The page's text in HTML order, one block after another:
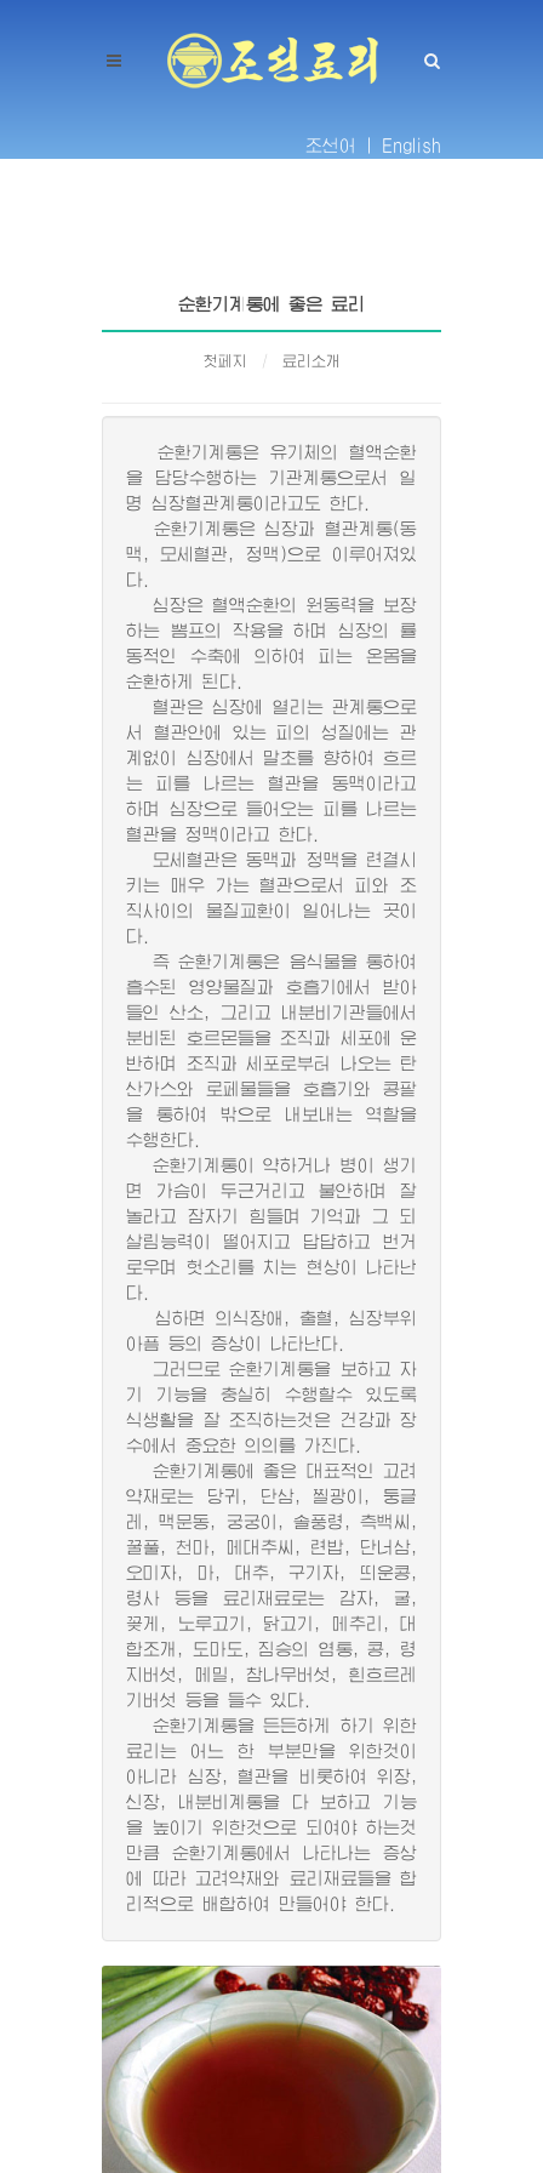
조선어 | English
순환기계통에 좋은 료리
첫페지 료리소개
순환기계통은 유기체의 혈액순환
을 담당수행하는 기관계통으로서 일
명 심장혈관계통이라고도 한다.
순환기계통은 심장과 혈관계통(동
맥, 모세혈관, 정맥)으로 이루어져있
다.
심장은 혈액순환의 원동력을 보장
하는 뽐프의 작용을 하며 심장의 률
동적인 수축에 의하여 피는 온몸을
순환하게 된다.
혈관은 심장에 열리는 관계통으로
서 혈관안에 있는 피의 성질에는 관
계없이 심장에서 말초를 향하여 흐르
는 피를 나르는 혈관을 동맥이라고
하며 심장으로 들어오는 피를 나르는
혈관을 정맥이라고 한다.
모세혈관은 동맥과 정맥을 련결시
키는 매우 가는 혈관으로서 피와 조
직사이의 물질교환이 일어나는 곳이
다.
즉 순환기계통은 음식물을 통하여
흡수된 영양물질과 호흡기에서 받아
들인 산소, 그리고 내분비기관들에서
분비된 호르몬들을 조직과 세포에 운
반하며 조직과 세포로부터 나오는 탄
산가스와 로페물들을 호흡기와 콩팥
을 통하여 밖으로 내보내는 역할을
수행한다.
순환기계통이 약하거나 병이 생기
면 가슴이 두근거리고 불안하며 잘
놀라고 잠자기 힘들며 기억과 그 되
살림능력이 떨어지고 답답하고 번거
로우며 헛소리를 치는 현상이 나타난
다.
심하면 의식장애, 출혈, 심장부위
아픔 등의 증상이 나타난다.
그러므로 순환기계통을 보하고 자
기 기능을 충실히 수행할수 있도록
식생활을 잘 조직하는것은 건강과 장
수에서 중요한 의의를 가진다.
순환기계통에 좋은 대표적인 고려
약재로는 당귀, 단삼, 찔광이, 둥글
레, 맥문동, 궁궁이, 솔풍령, 측백씨,
꿀풀, 천마, 메대추씨, 련밥, 단너삼,
오미자, 마, 대추, 구기자, 띄운콩,
령사 등을 료리재료로는 감자, 굴,
꽂게, 노루고기, 닭고기, 메추리, 대
합조개, 도마도, 짐승의 염통, 콩, 령
지버섯, 메밀, 참나무버섯, 흰흐르레
기버섯 등을 들수 있다.
순환기계통을 든든하게 하기 위한
료리는 어느 한 부분만을 위한것이
아니라 심장, 혈관을 비롯하여 위장,
신장, 내분비계통을 다 보하고 기능
을 높이기 위한것으로 되여야 하는것
만큼 순환기계통에서 나타나는 증상
에 따라 고려약재와 료리재료들을 합
리적으로 배합하여 만들어야 한다.